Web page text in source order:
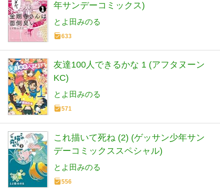
年サンデーコミックス)
とよ田みのる
633
友達100人できるかな 1 (アフタヌーン
KC)
とよ田みのる
571
これ描いて死ね (2) (ゲッサン少年サン
デーコミックススペシャル)
とよ田みのる
556